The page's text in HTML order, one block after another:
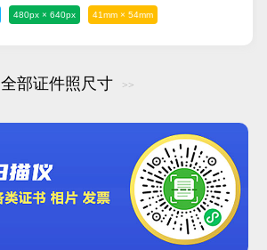
480px × 640px 41mm × 54mm
全部证件照尺寸 >>